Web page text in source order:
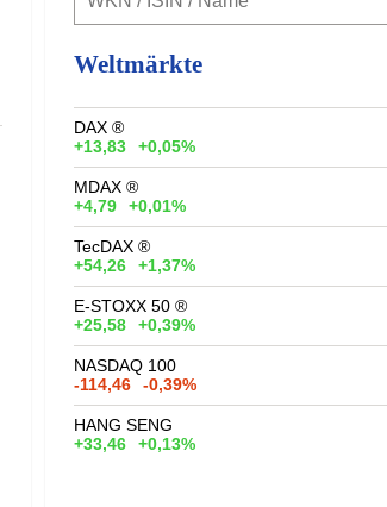
Weltmärkte
DAX ®
+13,83
+0,05%
MDAX ®
+4,79
+0,01%
TecDAX ®
+54,26
+1,37%
E-STOXX 50 ®
+25,58
+0,39%
NASDAQ 100
-114,46
-0,39%
HANG SENG
+33,46
+0,13%